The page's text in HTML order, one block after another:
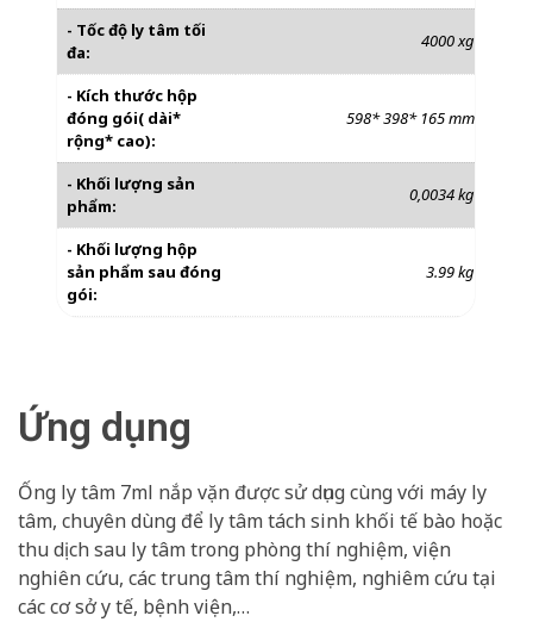
- Tốc độ ly tâm tối
đa:
4000 xg
- Kích thước hộp
đóng gói( dài*
rộng* cao):
598* 398* 165 mm
- Khối lượng sản
phẩm:
0,0034 kg
- Khối lượng hộp
sản phẩm sau đóng
gói:
3.99 kg
Ứng dụng
Ống ly tâm 7ml nắp vặn được sử dụng cùng với máy ly
tâm, chuyên dùng để ly tâm tách sinh khối tế bào hoặc
thu dịch sau ly tâm trong phòng thí nghiệm, viện
nghiên cứu, các trung tâm thí nghiệm, nghiêm cứu tại
các cơ sở y tế, bệnh viện,…